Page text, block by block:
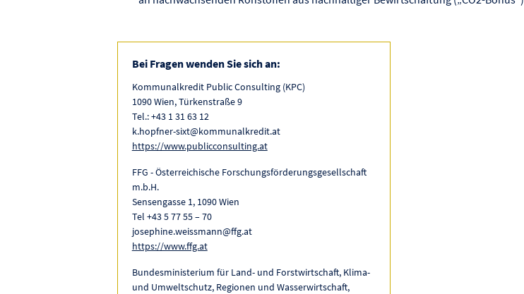
Bei Fragen wenden Sie sich an:
Kommunalkredit Public Consulting (KPC)
1090 Wien, Türkenstraße 9
Tel.: +43 1 31 63 12
k.hopfner-sixt@kommunalkredit.at
https://www.publicconsulting.at
FFG - Österreichische Forschungsförderungsgesellschaft
m.b.H.
Sensengasse 1, 1090 Wien
Tel +43 5 77 55 – 70
josephine.weissmann@ffg.at
https://www.ffg.at
Bundesministerium für Land- und Forstwirtschaft, Klima-
und Umweltschutz, Regionen und Wasserwirtschaft,